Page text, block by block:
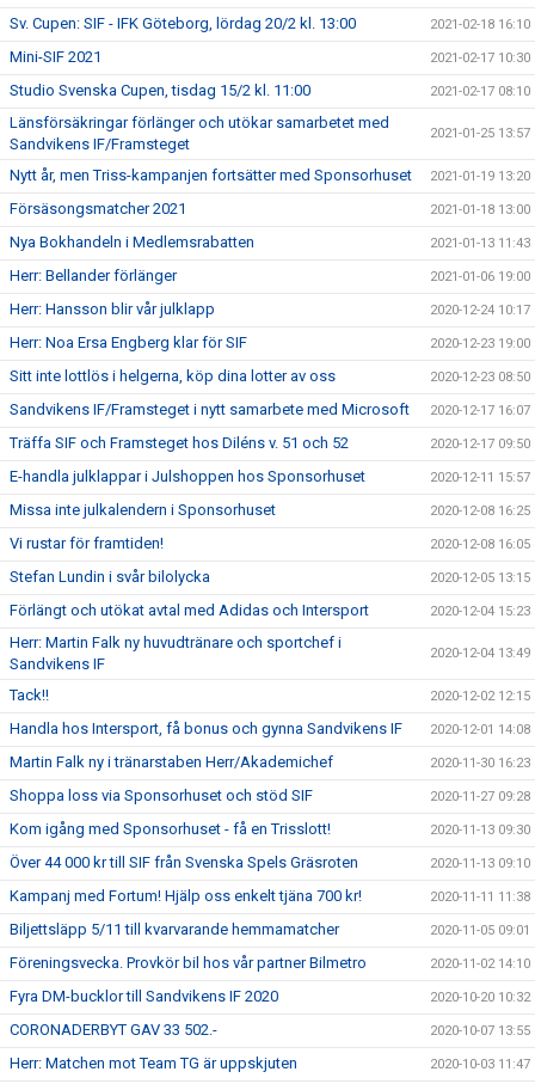
Sv. Cupen: SIF - IFK Göteborg, lördag 20/2 kl. 13:00 2021-02-18 16:10
Mini-SIF 2021 2021-02-17 10:30
Studio Svenska Cupen, tisdag 15/2 kl. 11:00 2021-02-17 08:10
Länsförsäkringar förlänger och utökar samarbetet med
Sandvikens IF/Framsteget
2021-01-25 13:57
Nytt år, men Triss-kampanjen fortsätter med Sponsorhuset 2021-01-19 13:20
Försäsongsmatcher 2021 2021-01-18 13:00
Nya Bokhandeln i Medlemsrabatten 2021-01-13 11:43
Herr: Bellander förlänger 2021-01-06 19:00
Herr: Hansson blir vår julklapp 2020-12-24 10:17
Herr: Noa Ersa Engberg klar för SIF 2020-12-23 19:00
Sitt inte lottlös i helgerna, köp dina lotter av oss 2020-12-23 08:50
Sandvikens IF/Framsteget i nytt samarbete med Microsoft 2020-12-17 16:07
Träffa SIF och Framsteget hos Diléns v. 51 och 52 2020-12-17 09:50
E-handla julklappar i Julshoppen hos Sponsorhuset 2020-12-11 15:57
Missa inte julkalendern i Sponsorhuset 2020-12-08 16:25
Vi rustar för framtiden! 2020-12-08 16:05
Stefan Lundin i svår bilolycka 2020-12-05 13:15
Förlängt och utökat avtal med Adidas och Intersport 2020-12-04 15:23
Herr: Martin Falk ny huvudtränare och sportchef i
Sandvikens IF
2020-12-04 13:49
Tack!! 2020-12-02 12:15
Handla hos Intersport, få bonus och gynna Sandvikens IF 2020-12-01 14:08
Martin Falk ny i tränarstaben Herr/Akademichef 2020-11-30 16:23
Shoppa loss via Sponsorhuset och stöd SIF 2020-11-27 09:28
Kom igång med Sponsorhuset - få en Trisslott! 2020-11-13 09:30
Över 44 000 kr till SIF från Svenska Spels Gräsroten 2020-11-13 09:10
Kampanj med Fortum! Hjälp oss enkelt tjäna 700 kr! 2020-11-11 11:38
Biljettsläpp 5/11 till kvarvarande hemmamatcher 2020-11-05 09:01
Föreningsvecka. Provkör bil hos vår partner Bilmetro 2020-11-02 14:10
Fyra DM-bucklor till Sandvikens IF 2020 2020-10-20 10:32
CORONADERBYT GAV 33 502.- 2020-10-07 13:55
Herr: Matchen mot Team TG är uppskjuten 2020-10-03 11:47